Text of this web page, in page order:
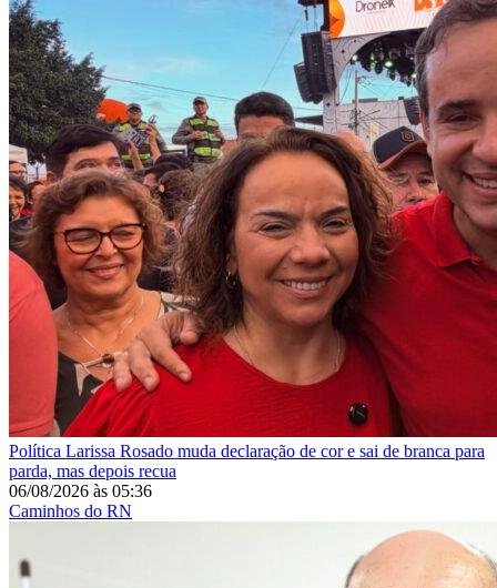
Política Larissa Rosado muda declaração de cor e sai de branca para
parda, mas depois recua
06/08/2026 às 05:36
Caminhos do RN